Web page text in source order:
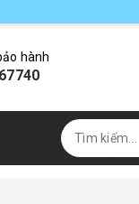
hành